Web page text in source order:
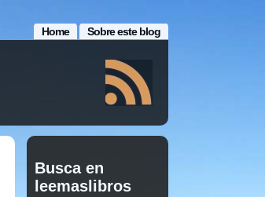
Sobre este blog
Home
Busca en
leemaslibros